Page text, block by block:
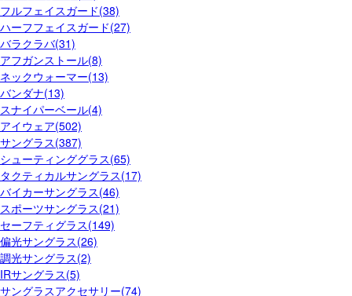
フルフェイスガード(38)
ハーフフェイスガード(27)
バラクラバ(31)
アフガンストール(8)
ネックウォーマー(13)
バンダナ(13)
スナイパーベール(4)
アイウェア(502)
サングラス(387)
シューティンググラス(65)
タクティカルサングラス(17)
バイカーサングラス(46)
スポーツサングラス(21)
セーフティグラス(149)
偏光サングラス(26)
調光サングラス(2)
IRサングラス(5)
サングラスアクセサリー(74)